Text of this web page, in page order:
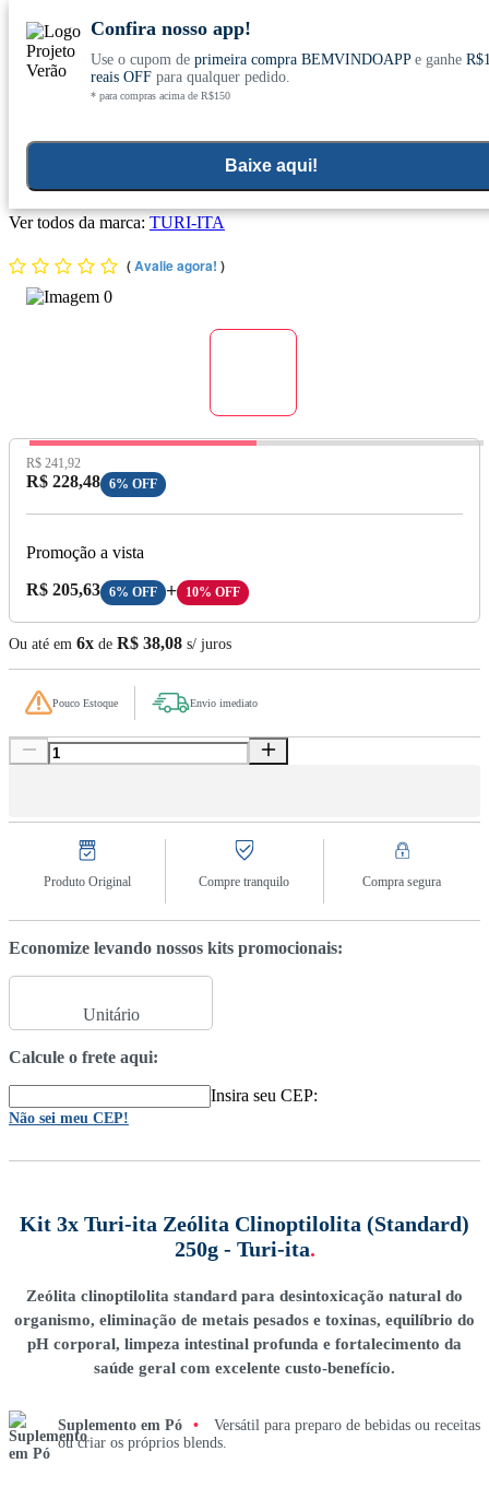
Conheça nosso site novo! E comemore com 0
Confira nosso app!
Use o cupom de primeira compra BEMVINDOAPPe ganhe
reais OFFpara qualquer pedido.
* para compras acima de R$150
Baixe aqui!
Kit 3x Turi-ita Zeólita Clinoptilolita (Standard) 250g - Turi-ita
Ver todos da marca: TURI-ITA
(Avalie agora! )
Preço Original:
R$ 241,92
Preço com Desconto:
R$ 228,48 6% OFF
Promoção a vista
Preço A Vista:
R$ 205,63 6% OFF + 10% OFF
Ou até em 6x de R$ 38,08 s/ juros
Pouco Estoque Envio imediato
Produto Original Compre tranquilo Compra segura
Economize levando nossos kits promocionais:
Unitário
Calcule o frete aqui:
Insira seu CEP:
Não sei meu CEP!
Kit 3x Turi-ita Zeólita Clinoptilolita (Standard)
250g - Turi-ita.
Zeólita clinoptilolita standard para desintoxicação natural do
organismo, eliminação de metais pesados e toxinas, equilíbrio do
pH corporal, limpeza intestinal profunda e fortalecimento da
saúde geral com excelente custo-benefício.
Suplemento em Pó •
Versátil para preparo de bebidas ou receitas
ou criar os próprios blends.